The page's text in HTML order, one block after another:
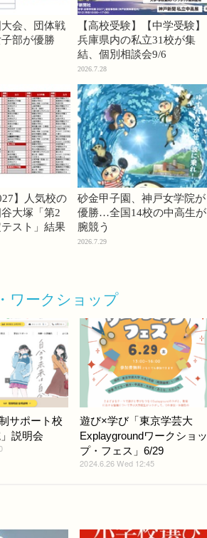
会、団体戦
部が優勝
【高校受験】【中学受験】
兵庫県内の私立31校が集
結、個別相談会9/6
2026.7.28
】人気校の
大塚「第2
スト」結果
砂金甲子園、神戸女学院が
優勝…全国14校の中高生が
腕競う
2026.7.29
ワークショップ
サポート校
説明会
遊び×学び「東京学芸大
Explaygroundワークショッ
プ・フェス」6/29
2024.6.26 Wed 12:45